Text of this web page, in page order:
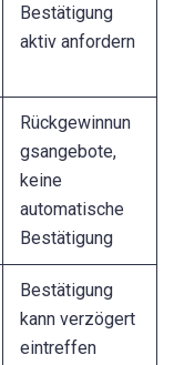
Bestätigung
aktiv anfordern
Rückgewinnun
gsangebote,
keine
automatische
Bestätigung
Bestätigung
kann verzögert
eintreffen